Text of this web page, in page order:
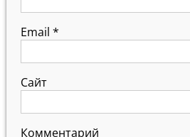
Email *
Сайт
Комментарий